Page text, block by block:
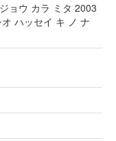
ョウ カラ ミタ 2003
ハッセイ キ ノ ナ